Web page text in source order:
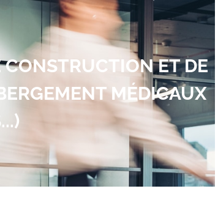
CONSTRUCTION ET DE
MÉDICAUX